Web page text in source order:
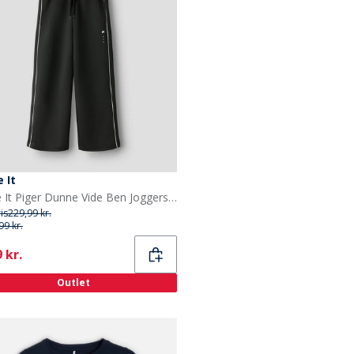
It
Name It Piger Dunne Vide Ben Joggers Sort
229,99 kr.
kr.
kr.
Outlet